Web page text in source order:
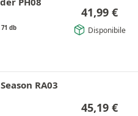
71 db
41,99 €
Disponibile
RA03
45,19 €